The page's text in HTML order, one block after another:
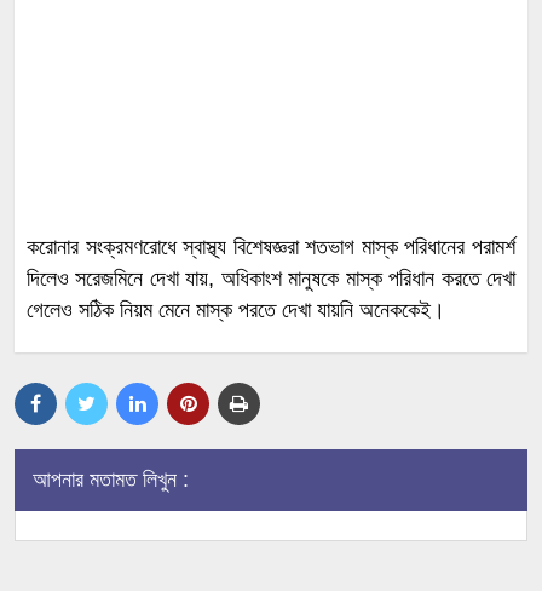
করোনার সংক্রমণরোধে স্বাস্থ্য বিশেষজ্ঞরা শতভাগ মাস্ক পরিধানের পরামর্শ
দিলেও সরেজমিনে দেখা যায়, অধিকাংশ মানুষকে মাস্ক পরিধান করতে দেখা
গেলেও সঠিক নিয়ম মেনে মাস্ক পরতে দেখা যায়নি অনেককেই।
আপনার মতামত লিখুন :